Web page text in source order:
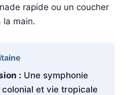
rapide ou un coucher
la main.
: Une symphonie
et vie tropicale